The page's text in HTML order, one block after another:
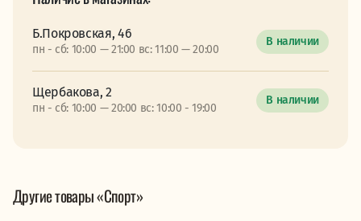
Б.Покровская, 46
пн - сб: 10:00 — 21:00 вс: 11:00 — 20:00
В наличии
Щербакова, 2
пн - сб: 10:00 — 20:00 вс: 10:00 - 19:00
В наличии
Другие товары «Спорт»